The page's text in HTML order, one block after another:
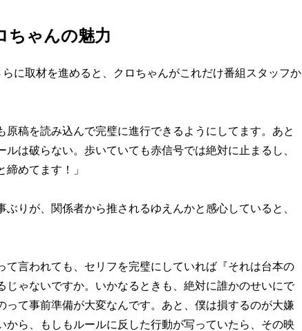
ちゃんの魅力
に取材を進めると、クロちゃんがこれだけ番組スタッフか
原稿を読み込んで完璧に進行できるようにしてます。あと
は破らない。歩いていても赤信号では絶対に止まるし、
めてます！」
りが、関係者から推されるゆえんかと感心していると、
て言われても、セリフを完璧にしていれば『それは台本の
ゃないですか。いかなるときも、絶対に誰かのせいにで
って事前準備が大変なんです。あと、僕は損するのが大嫌
ら、もしもルールに反した行動が写っていたら、その映